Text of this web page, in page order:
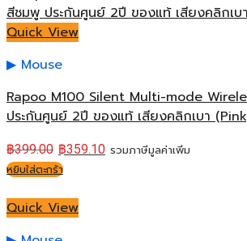
Quick View
Mouse
Rapoo M100 Silent Multi-mode
ประกันศูนย์ 2ปี ของแท้ เสียงคลิกเบา
฿399.00 ฿359.10 รวมภาษีมูลค่าเพิ่ม
หยิบใส่ตะกร้า
Quick View